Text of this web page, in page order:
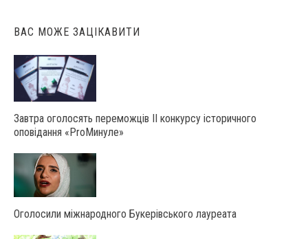
ВАС МОЖЕ ЗАЦІКАВИТИ
Завтра оголосять переможців ІІ конкурсу історичного
оповідання «ProМинуле»
Оголосили міжнародного Букерівського лауреата